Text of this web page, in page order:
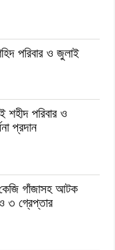
পরিবার ও জুলাই
শহীদ পরিবার ও
প্রদান
গাঁজাসহ আটক
৩ গ্রেপ্তার